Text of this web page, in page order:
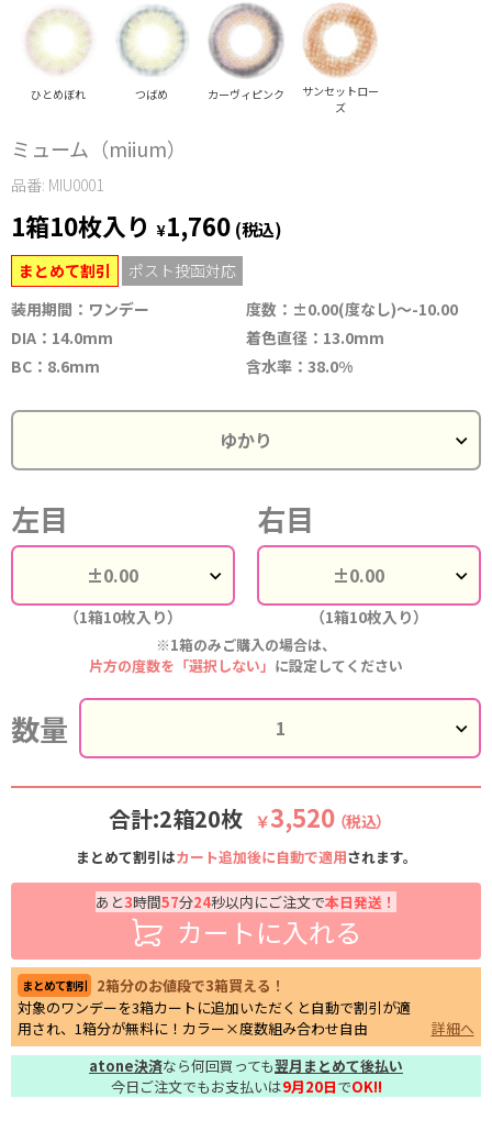
ひとめぼれ つばめ カーヴィピンク
サンセットロー
ズ
ミューム（miium）
品番: MIU0001
1箱10枚入り ¥1,760 (税込)
まとめて割引
ポスト投函対応
装用期間：ワンデー
度数：±0.00(度なし)～-10.00
DIA：14.0mm
着色直径：13.0mm
BC：8.6mm
含水率：38.0%
左目
（1箱10枚入り）
右目
（1箱10枚入り）
※1箱のみご購入の場合は、
片方の度数を「選択しない」 に設定してください
数量
合計:2箱20枚 ￥3,520 （税込）
まとめて割引はカート追加後に自動で適用されます。
あと3時間57分23秒以内にご注文で本日発送！
カートに入れる
まとめて割引
2箱分のお値段で3箱買える！
対象のワンデーを3箱カートに追加いただくと自動で割引が適
用され、1箱分が無料に！カラー×度数組み合わせ自由
詳細へ
atone決済なら何回買っても翌月まとめて後払い
今日ご注文でもお支払いは9月20日でOK!!